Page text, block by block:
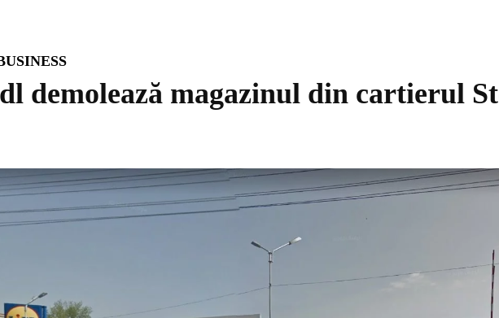
demolează magazinul din cartierul